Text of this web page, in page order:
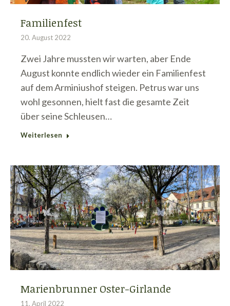
Familienfest
20. August 2022
Zwei Jahre mussten wir warten, aber Ende
August konnte endlich wieder ein Familienfest
auf dem Arminiushof steigen. Petrus war uns
wohl gesonnen, hielt fast die gesamte Zeit
über seine Schleusen…
Weiterlesen
Marienbrunner Oster-Girlande
11. April 2022